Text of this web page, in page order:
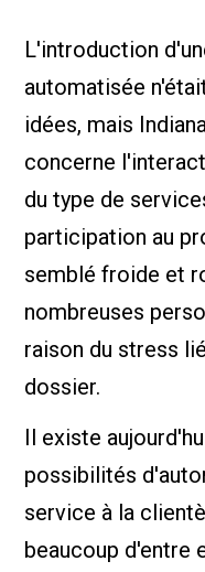
L'introduction
automatisée
idées, mais
concerne
du type de
participation au
semblé froide et
nombreuses
raison du stress
dossier.
Il existe
possibilités
service à la
beaucoup d'entre